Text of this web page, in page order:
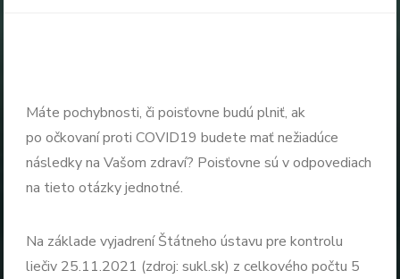
Máte pochybnosti, či poisťovne budú plniť, ak
po očkovaní proti COVID19 budete mať nežiadúce
následky na Vašom zdraví? Poisťovne sú v odpovediach
na tieto otázky jednotné.
Na základe vyjadrení Štátneho ústavu pre kontrolu
liečiv 25.11.2021 (zdroj: sukl.sk) z celkového počtu 5